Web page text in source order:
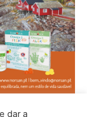
dar a